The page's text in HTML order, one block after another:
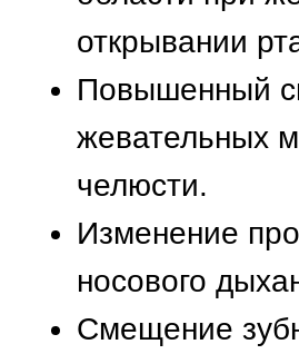
системы органов. При этом
существенно повышается
появления дополнительных
заболеваний и потери
оставшихся зубов.